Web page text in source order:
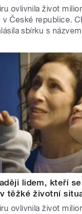
ovlivnila život
České republice.
sbírku s
lidem, kteří
těžké životní
ovlivnila život